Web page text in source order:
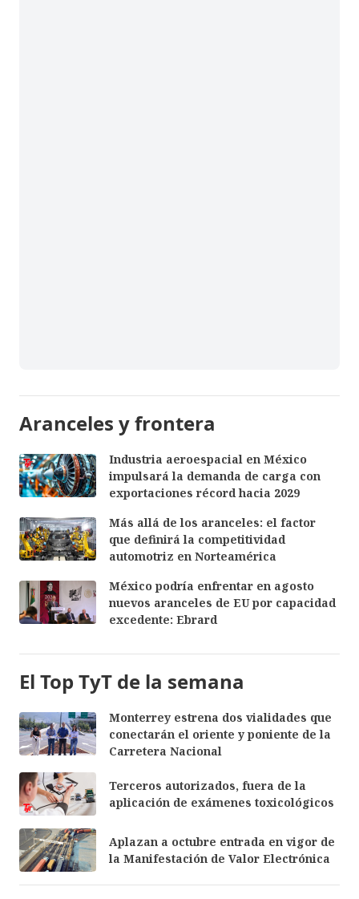
Aranceles y frontera
Industria aeroespacial en México
impulsará la demanda de carga con
exportaciones récord hacia 2029
Más allá de los aranceles: el factor
que definirá la competitividad
automotriz en Norteamérica
México podría enfrentar en agosto
nuevos aranceles de EU por capacidad
excedente: Ebrard
El Top TyT de la semana
Monterrey estrena dos vialidades que
conectarán el oriente y poniente de la
Carretera Nacional
Terceros autorizados, fuera de la
aplicación de exámenes toxicológicos
Aplazan a octubre entrada en vigor de
la Manifestación de Valor Electrónica